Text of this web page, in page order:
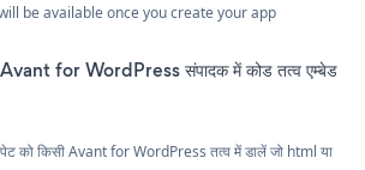
be available once you create your app
for WordPress संपादक में कोड तत्व एम्बेड
को किसी Avant for WordPress तत्व में डालें जो html या